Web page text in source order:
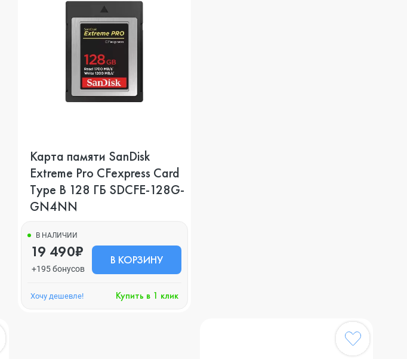
Карта памяти SanDisk
Extreme Pro CFexpress Card
Type B 128 ГБ SDCFE-128G-
GN4NN
В НАЛИЧИИ
19 490₽
+195 бонусов
В КОРЗИНУ
Хочу дешевле! Купить в 1 клик